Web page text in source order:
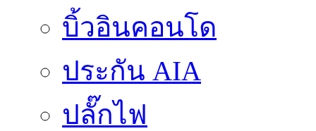
บิ้วอินคอนโด
ประกัน AIA
ปลั๊กไฟ